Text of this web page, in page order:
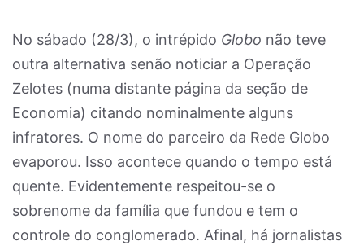
No sábado (28/3), o intrépido Globo não teve
outra alternativa senão noticiar a Operação
Zelotes (numa distante página da seção de
Economia) citando nominalmente alguns
infratores. O nome do parceiro da Rede Globo
evaporou. Isso acontece quando o tempo está
quente. Evidentemente respeitou-se o
sobrenome da família que fundou e tem o
controle do conglomerado. Afinal, há jornalistas